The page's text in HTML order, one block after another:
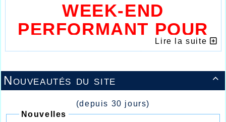

Nouveautés du site
(depuis 30 jours)
Nouvelles
WEEK-END
PERFORMANT POUR
NOS ATHLETES
BELGES
Lire la suite